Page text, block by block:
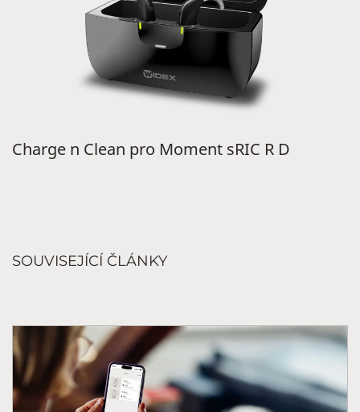
Charge n Clean pro Moment sRIC R D
SOUVISEJÍCÍ ČLÁNKY